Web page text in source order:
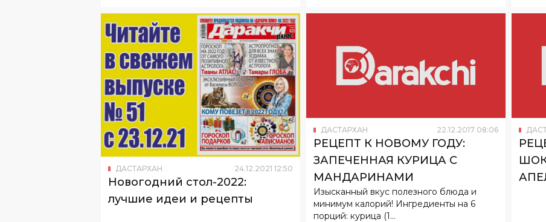
ДАСТАРХАН 24.12.2021 12:50
Новогодний стол-2022:
лучшие идеи и рецепты
ДАСТАРХАН 22.12.2017 08:06
РЕЦЕПТ К НОВОМУ ГОДУ:
ЗАПЕЧЕННАЯ КУРИЦА С
МАНДАРИНАМИ
Изысканный вкус полезного блюда и
минимум калорий! Ингредиенты на 6
порций: курица (1...